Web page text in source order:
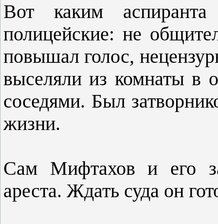
Вот каким аспиранта
полицейские: не
повышал голос,
выселяли из комнаты в
соседями. Был
жизни.
Сам Мифтахов и его
ареста. Ждать суда он